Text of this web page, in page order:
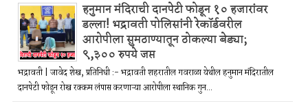
हनुमान मंदिराची दानपेटी फोडून १० हजारांवर
डल्ला! भद्रावती पोलिसांनी रेकॉर्डवरील
आरोपीला सुमठाण्यातून ठोकल्या बेड्या;
९,३०० रुपये जप्त
भद्रावती | जावेद शेख, प्रतिनिधी :- भद्रावती शहरातील गवराळा येथील हनुमान मंदिरातील
दानपेटी फोडून रोख रक्कम लंपास करणाऱ्या आरोपीला स्थानिक गुन...